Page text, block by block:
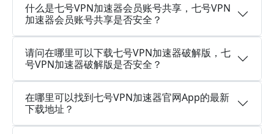
什么是七号VPN加速器会员账号共享，七号VPN
加速器会员账号共享是否安全？
请问在哪里可以下载七号VPN加速器破解版，七
号VPN加速器破解版是否安全？
在哪里可以找到七号VPN加速器官网App的最新
下载地址？